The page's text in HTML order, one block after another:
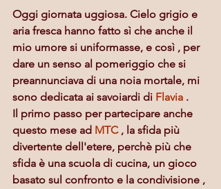
Oggi giornata uggiosa. Cielo grigio e
aria fresca hanno fatto sì che anche il
mio umore si uniformasse, e così , per
dare un senso al pomeriggio che si
preannunciava di una noia mortale, mi
sono dedicata ai savoiardi di Flavia .
Il primo passo per partecipare anche
questo mese ad MTC , la sfida più
divertente dell'etere, perchè più che
sfida è una scuola di cucina, un gioco
basato sul confronto e la condivisione ,